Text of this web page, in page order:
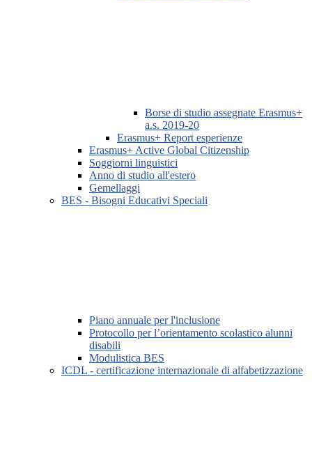
Borse di studio assegnate Erasmus+
a.s. 2019-20
Erasmus+ Report esperienze
Erasmus+ Active Global Citizenship
Soggiorni linguistici
Anno di studio all'estero
Gemellaggi
BES - Bisogni Educativi Speciali
Piano annuale per l'inclusione
Protocollo per l’orientamento scolastico alunni
disabili
Modulistica BES
ICDL - certificazione internazionale di alfabetizzazione